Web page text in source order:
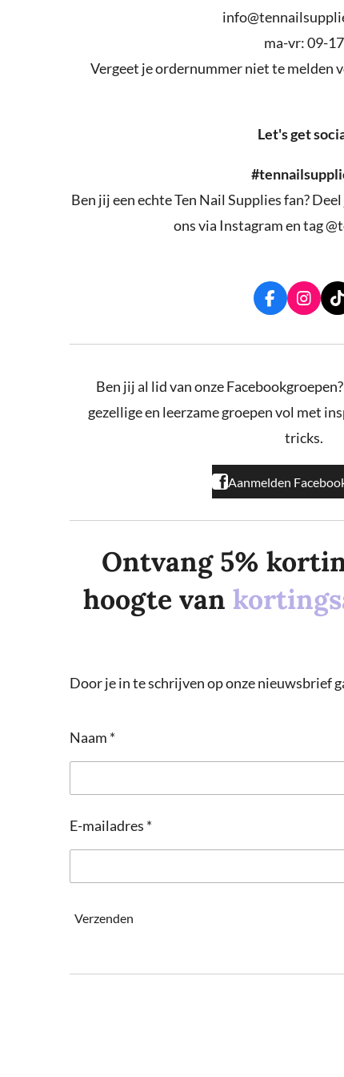
ma-vr: 09-17
Vergeet je ordernummer niet te melden
Let's get
Ben jij een echte Ten Nail Supplies fan?
ons via Instagram en tag
F
a
o
k
I
n
r
a
T
i
k
Ben jij al lid van onze
gezellige en leerzame groepen vol met
tricks.
Aanmelden
Ontvang 5%
hoogte van
Door je in te schrijven op onze nieuwsbrief
Naam *
E-mailadres *
Verzenden